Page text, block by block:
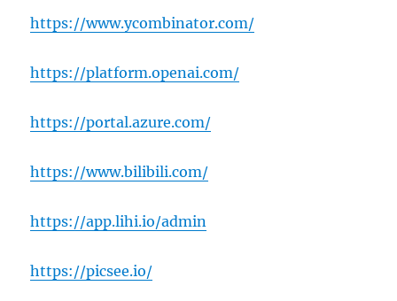
https://www.ycombinator.com/
https://platform.openai.com/
https://portal.azure.com/
https://www.bilibili.com/
https://app.lihi.io/admin
https://picsee.io/